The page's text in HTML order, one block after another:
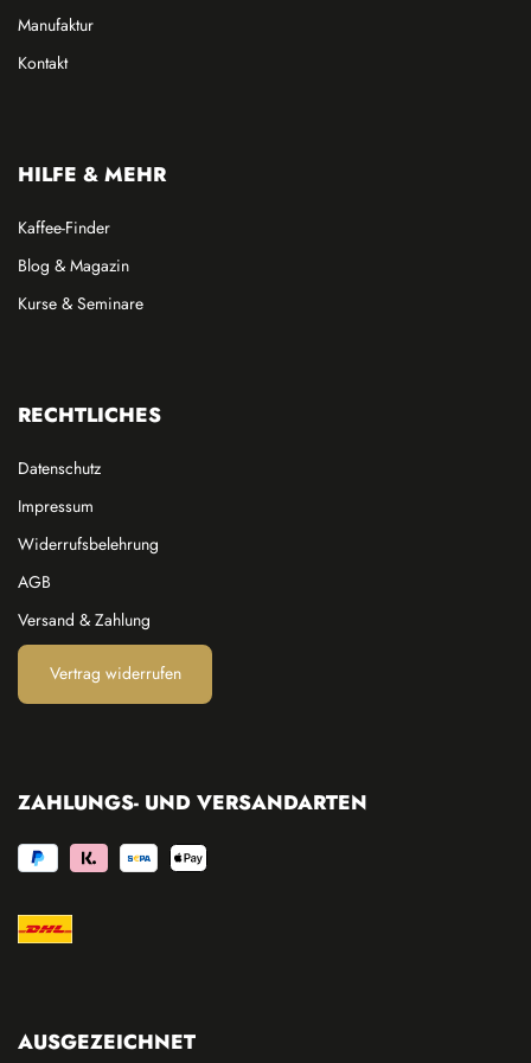
Manufaktur
Kontakt
HILFE & MEHR
Kaffee-Finder
Blog & Magazin
Kurse & Seminare
RECHTLICHES
Datenschutz
Impressum
Widerrufsbelehrung
AGB
Versand & Zahlung
Vertrag widerrufen
ZAHLUNGS- UND VERSANDARTEN
AUSGEZEICHNET